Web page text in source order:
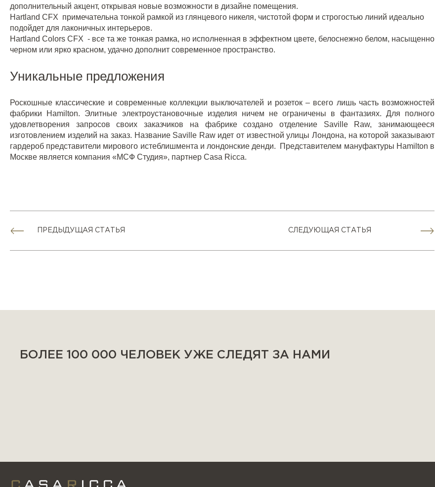
дополнительный акцент, открывая новые возможности в дизайне помещения.
Hartland CFX примечательна тонкой рамкой из глянцевого никеля, чистотой форм и строгостью линий идеально
подойдет для лаконичных интерьеров.
Hartland Colors CFX - все та же тонкая рамка, но исполненная в эффектном цвете, белоснежно белом, насыщенно
черном или ярко красном, удачно дополнит современное пространство.
Уникальные предложения
Роскошные классические и современные коллекции выключателей и розеток – всего лишь часть возможностей
фабрики Hamilton. Элитные электроустановочные изделия ничем не ограничены в фантазиях. Для полного
удовлетворения запросов своих заказчиков на фабрике создано отделение Saville Raw, занимающееся
изготовлением изделий на заказ. Название Saville Raw идет от известной улицы Лондона, на которой заказывают
гардероб представители мирового истеблишмента и лондонские денди. Представителем мануфактуры Hamilton в
Москве является компания «МСФ Студия», партнер Casa Ricca.
ПРЕДЫДУЩАЯ СТАТЬЯ СЛЕДУЮЩАЯ СТАТЬЯ
БОЛЕЕ 100 000 ЧЕЛОВЕК УЖЕ СЛЕДЯТ ЗА НАМИ